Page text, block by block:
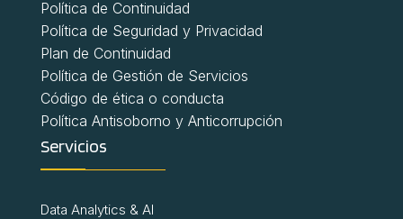
Política de Continuidad
Política de Seguridad y Privacidad
Plan de Continuidad
Política de Gestión de Servicios
Código de ética o conducta
Política Antisoborno y Anticorrupción
Servicios
Data Analytics & AI